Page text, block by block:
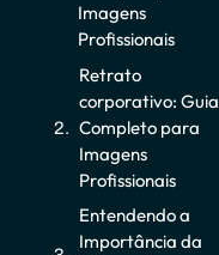
Imagens
Profissionais
Retrato
corporativo: Guia
Completo para
Imagens
Profissionais
Entendendo a
Importância da